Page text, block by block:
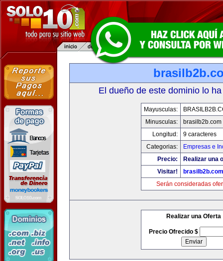
El dueño de este dominio lo
Mayusculas:
Minusculas:
brasilb2b.com
Longitud:
9 caracteres
Categorias:
Empresas e
Precio:
Realizar una
Visitar!
brasilb2b.com
Serán consideradas
Realizar una Oferta
Precio Ofrecido $